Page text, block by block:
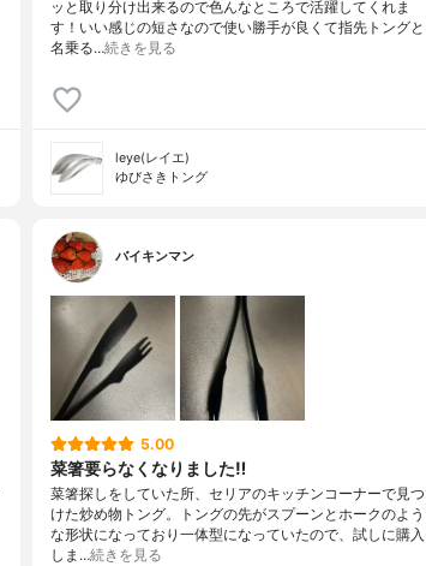
ッと取り分け出来るので色んなところで活躍してくれま
す！いい感じの短さなので使い勝手が良くて指先トングと
名乗る…続きを見る
leye(レイエ)
ゆびさきトング
バイキンマン
5.00
菜箸要らなくなりました‼︎
菜箸探しをしていた所、セリアのキッチンコーナーで見つ
けた炒め物トング。トングの先がスプーンとホークのよう
な形状になっており一体型になっていたので、試しに購入
しま…続きを見る